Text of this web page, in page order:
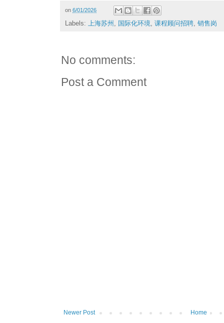
on 6/01/2026
Labels: 上海苏州 , 国际化环境, 课程顾问招聘, 销售岗
No comments:
Post a Comment
Newer Post Home